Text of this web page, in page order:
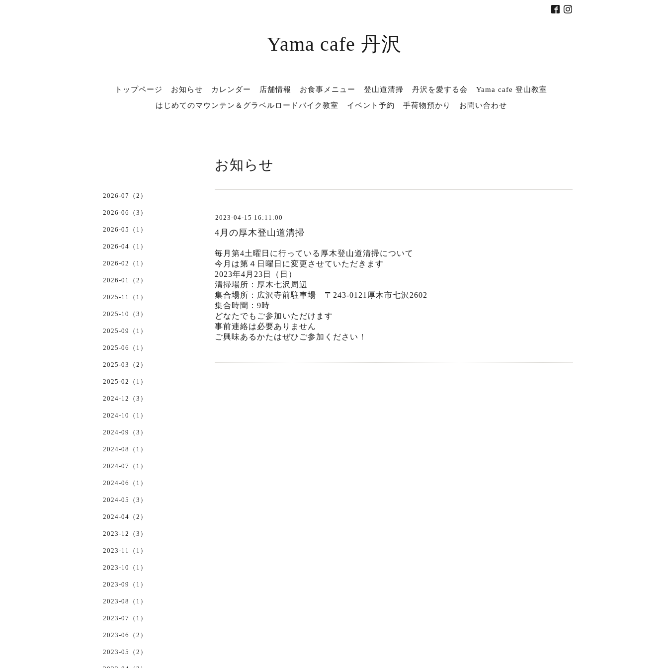
Yama cafe 丹沢
トップページ お知らせ カレンダー 店舗情報 お食事メニュー 登山道清掃 丹沢を愛する会
Yama cafe 登山教室
はじめてのマウンテン＆グラベルロードバイク教室
イベント予約 手荷物預かり お問い合わせ
お知らせ
2023-04-15 16:11:00
4月の厚木登山道清掃
毎月第4土曜日に行っている厚木登山道清掃について
今月は第４日曜日に変更させていただきます
2023年4月23日（日）
清掃場所：厚木七沢周辺
集合場所：広沢寺前駐車場 〒243-0121厚木市七沢2602
集合時間：9時
どなたでもご参加いただけます
事前連絡は必要ありません
ご興味あるかたはぜひご参加ください！
2026-07（2）
2026-06（3）
2026-05（1）
2026-04（1）
2026-02（1）
2026-01（2）
2025-11（1）
2025-10（3）
2025-09（1）
2025-06（1）
2025-03（2）
2025-02（1）
2024-12（3）
2024-10（1）
2024-09（3）
2024-08（1）
2024-07（1）
2024-06（1）
2024-05（3）
2024-04（2）
2023-12（3）
2023-11（1）
2023-10（1）
2023-09（1）
2023-08（1）
2023-07（1）
2023-06（2）
2023-05（2）